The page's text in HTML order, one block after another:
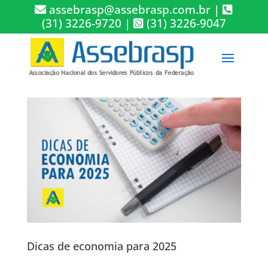
assebrasp@assebrasp.com.br |
(31) 3226-9720 | (31) 3226-9047
Dicas de economia para 2025